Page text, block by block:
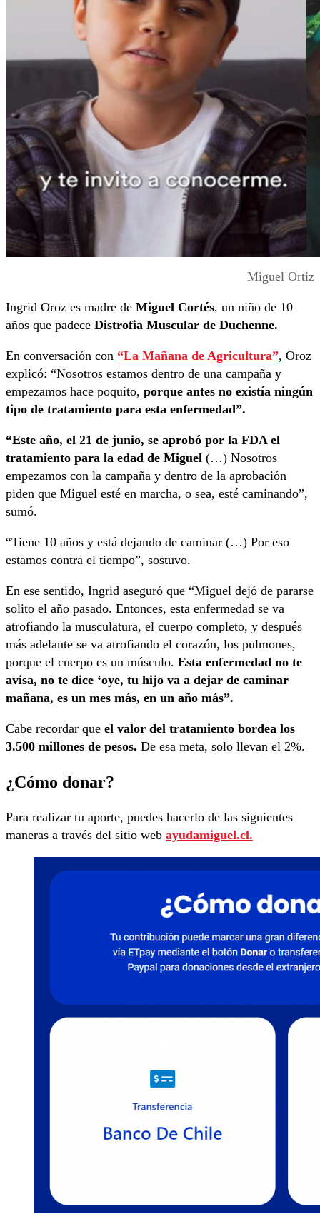
Miguel Ortiz
Ingrid Oroz es madre de Miguel Cortés, un niño de 10
años que padece Distrofia Muscular de Duchenne.
En conversación con “La Mañana de Agricultura”, Oroz
explicó: “Nosotros estamos dentro de una campaña y
empezamos hace poquito, porque antes no existía ningún
tipo de tratamiento para esta enfermedad”.
“Este año, el 21 de junio, se aprobó por la FDA el
tratamiento para la edad de Miguel (…) Nosotros
empezamos con la campaña y dentro de la aprobación
piden que Miguel esté en marcha, o sea, esté caminando”,
sumó.
“Tiene 10 años y está dejando de caminar (…) Por eso
estamos contra el tiempo”, sostuvo.
En ese sentido, Ingrid aseguró que “Miguel dejó de pararse
solito el año pasado. Entonces, esta enfermedad se va
atrofiando la musculatura, el cuerpo completo, y después
más adelante se va atrofiando el corazón, los pulmones,
porque el cuerpo es un músculo. Esta enfermedad no te
avisa, no te dice ‘oye, tu hijo va a dejar de caminar
mañana, es un mes más, en un año más”.
Cabe recordar que el valor del tratamiento bordea los
3.500 millones de pesos. De esa meta, solo llevan el 2%.
¿Cómo donar?
Para realizar tu aporte, puedes hacerlo de las siguientes
maneras a través del sitio web ayudamiguel.cl.